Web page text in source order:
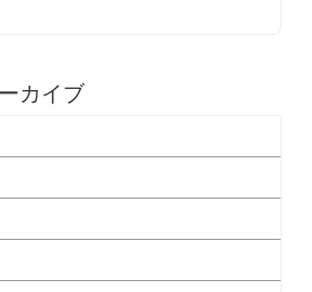
カイブ